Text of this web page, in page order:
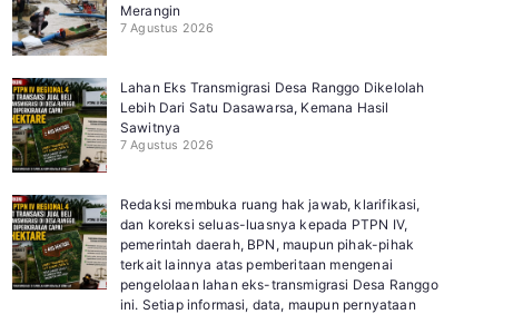
Merangin
7 Agustus 2026
Lahan Eks Transmigrasi Desa Ranggo Dikelolah
Lebih Dari Satu Dasawarsa, Kemana Hasil
Sawitnya
7 Agustus 2026
Redaksi membuka ruang hak jawab, klarifikasi,
dan koreksi seluas-luasnya kepada PTPN IV,
pemerintah daerah, BPN, maupun pihak-pihak
terkait lainnya atas pemberitaan mengenai
pengelolaan lahan eks-transmigrasi Desa Ranggo
ini. Setiap informasi, data, maupun pernyataan